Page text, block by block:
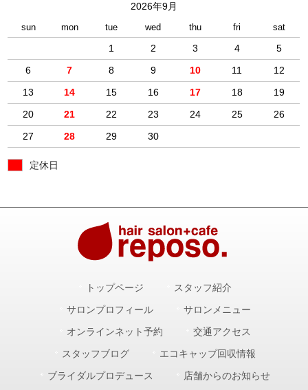
2026年9月
sun mon tue wed thu fri sat
1 2 3 4
5
6
7 8 9 10 11
12
13
14 15 16 17 18
19
20
21 22 23 24 25
26
27
28 29 30
定休日
トップページ スタッフ紹介
サロンプロフィール サロンメニュー
オンラインネット予約 交通アクセス
スタッフブログ エコキャップ回収情報
ブライダルプロデュース 店舗からのお知らせ